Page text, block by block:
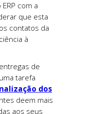
com a
que esta
contatos da
à
de
tarefa
dos
deem mais
aos seus